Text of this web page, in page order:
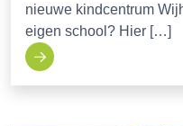
nieuwe kindcentrum
eigen school? Hier […]